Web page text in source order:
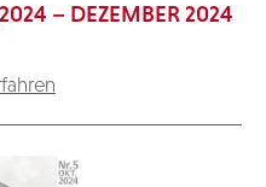
– DEZEMBER 2024